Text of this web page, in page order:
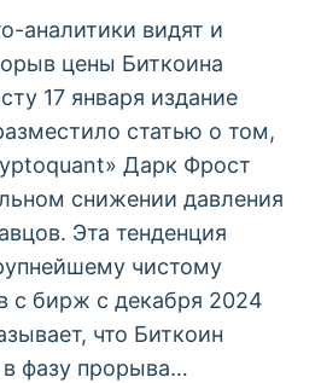
аналитики видят и
цены Биткоина
17 января издание
статью о том,
Дарк Фрост
снижении давления
Эта тенденция
чистому
с бирж с декабря 2024
что Биткоин
фазу прорыва…